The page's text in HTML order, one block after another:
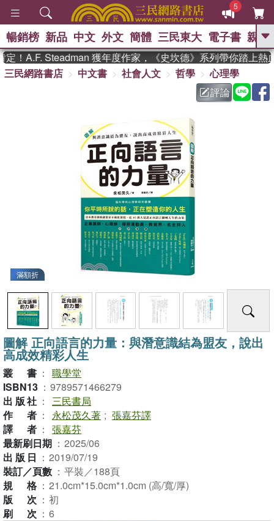
5
GO
熱搜： 東野圭吾 、 高希均教授回憶錄
父親節 、 花開錦
方念華 、 台灣的
偉大的迷走神經 、
群喵 、 臺灣漫遊錄
暢銷榜 新品 中文 外文 簡體 三民東大 電子書 親子
A.F. Steadman 獲年度作家，《史坎德》系列帶你踏上熱血
三民網路書店
中文書 社會人文 哲學
心理學
評論
滿額折
圖解 正向語言的力量：與潛意識結為盟友，說出
高成效精彩人生
叢書 ： 職學堂
ISBN13 ： 9789571466279
出版社 ： 三民書局
作者 ： 永松茂久著 ; 張嘉芬譯
譯者 ： 張嘉芬
最新刷日期 ： 2025/06
出版日 ： 2019/07/19
裝訂／頁數 ： 平裝／188頁
規格 ： 21.0cm*15.0cm*1.0cm (高/寬/厚)
版次 ： 初
刷次 ： 6